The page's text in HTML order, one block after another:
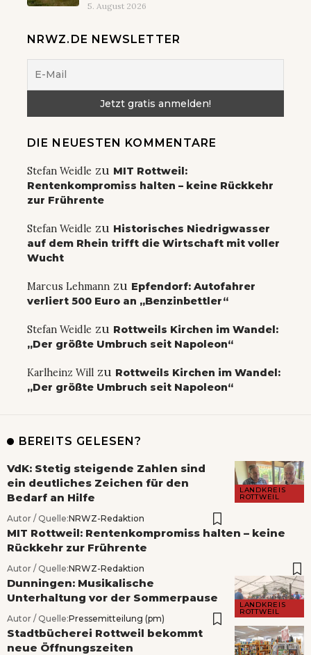
5. August 2026
NRWZ.DE NEWSLETTER
DIE NEUESTEN KOMMENTARE
Stefan Weidle zu MIT Rottweil:
Rentenkompromiss halten – keine Rückkehr
zur Frührente
Stefan Weidle zu Historisches Niedrigwasser
auf dem Rhein trifft die Wirtschaft mit voller
Wucht
Marcus Lehmann zu Epfendorf: Autofahrer
verliert 500 Euro an „Benzinbettler“
Stefan Weidle zu Rottweils Kirchen im Wandel:
„Der größte Umbruch seit Napoleon“
Karlheinz Will zu Rottweils Kirchen im Wandel:
„Der größte Umbruch seit Napoleon“
BEREITS GELESEN?
LANDKREIS
ROTTWEIL
VdK: Stetig steigende Zahlen sind
ein deutliches Zeichen für den
Bedarf an Hilfe
Autor / Quelle:NRWZ-Redaktion
MIT Rottweil: Rentenkompromiss halten – keine
Rückkehr zur Frührente
Autor / Quelle:NRWZ-Redaktion
LANDKREIS
ROTTWEIL
Dunningen: Musikalische
Unterhaltung vor der Sommerpause
Autor / Quelle:Pressemitteilung (pm)
Stadtbücherei Rottweil bekommt
neue Öffnungszeiten